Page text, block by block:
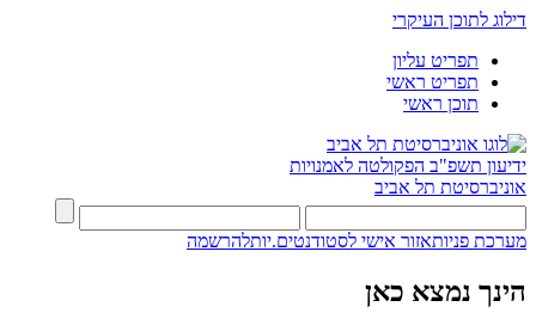
דילוג לתוכן העיקרי
תפריט עליון
תפריט ראשי
תוכן ראשי
ידיעון תשפ"ב הפקולטה לאמנויות
אוניברסיטת תל אביב
מערכת פניותאזור אישי לסטודנטים.יותלהרשמה
הינך נמצא כאן